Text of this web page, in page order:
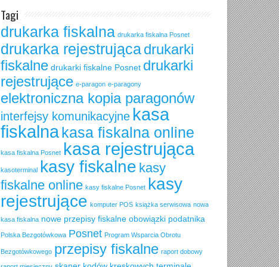
Tagi
drukarka fiskalna drukarka fiskalna Posnet
drukarka rejestrującadrukarki
fiskalne drukarki fiskalne Posnet drukarki
rejestrujące e-paragon e-paragony
elektroniczna kopia paragonów
interfejsy komunikacyjne kasa
fiskalnakasa fiskalna online
kasa fiskalna Posnet kasa rejestrująca
kasoterminal kasy fiskalne kasy
fiskalne online kasy fiskalne Posnet
kasy
rejestrujące komputer POS książka serwisowa nowa
kasa fiskalna nowe przepisy fiskalne obowiązki podatnika
Polska Bezgotówkowa Posnet Program Wsparcia Obrotu
Bezgotówkowego przepisy fiskalne raport dobowy